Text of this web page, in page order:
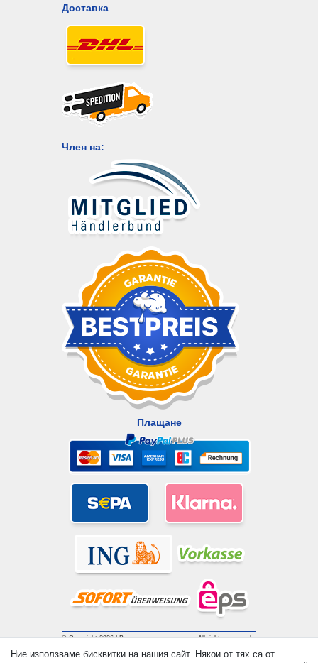
Доставка
Член на:
Плащане
© Copyright 2026 | Всички права запазени. - All rights reserved.
Prices incl. VAT. 19% VAT Basic prices see article detail | *
Ние използваме бисквитки на нашия сайт. Някои от тях са от